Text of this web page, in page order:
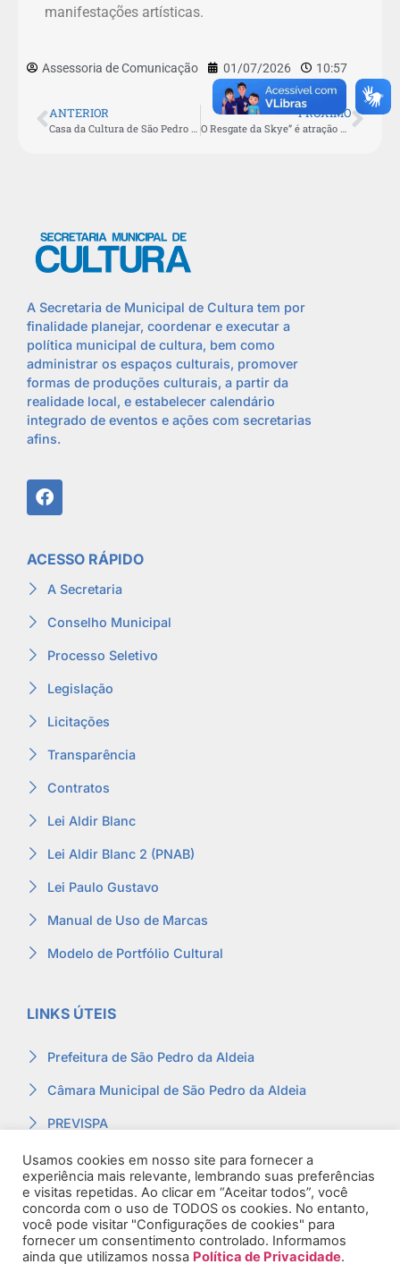
manifestações artísticas.
Assessoria de Comunicação 01/07/2026 10:57
ANTERIOR PROXIMO
A Secretaria de Municipal de Cultura tem por
finalidade planejar, coordenar e executar a
política municipal de cultura, bem como
administrar os espaços culturais, promover
formas de produções culturais, a partir da
realidade local, e estabelecer calendário
integrado de eventos e ações com secretarias
afins.
ACESSO RÁPIDO
A Secretaria
Conselho Municipal
Processo Seletivo
Legislação
Licitações
Transparência
Contratos
Lei Aldir Blanc
Lei Aldir Blanc 2 (PNAB)
Lei Paulo Gustavo
Manual de Uso de Marcas
Modelo de Portfólio Cultural
LINKS ÚTEIS
Prefeitura de São Pedro da Aldeia
Câmara Municipal de São Pedro da Aldeia
PREVISPA
Ouvidoria
Contracheque
Webmail
Usamos cookies em nosso site para fornecer a
experiência mais relevante, lembrando suas preferências
e visitas repetidas. Ao clicar em “Aceitar todos”, você
concorda com o uso de TODOS os cookies. No entanto,
você pode visitar "Configurações de cookies" para
fornecer um consentimento controlado. Informamos
ainda que utilizamos nossa Política de Privacidade.